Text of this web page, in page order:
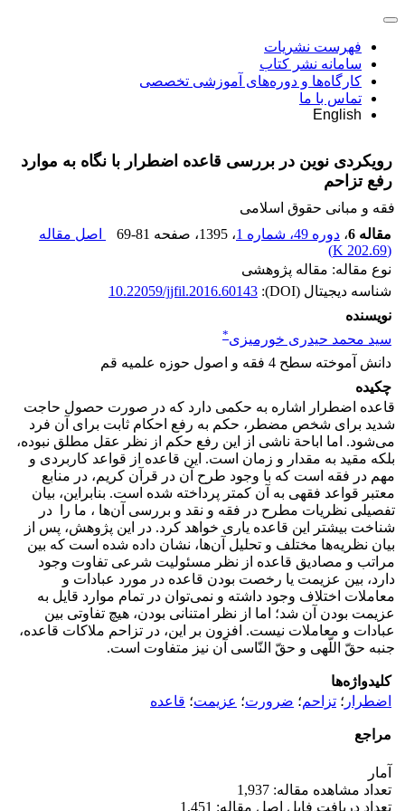
فهرست نشریات
سامانه نشر کتاب
کارگاه‌ها و دوره‌های آموزشی تخصصی
تماس با ما
English
رویکردی نوین در بررسی قاعده اضطرار با نگاه به موارد
رفع تزاحم
فقه و مبانی حقوق اسلامی
مقاله 6
، دوره 49، شماره 1 ، 1395 ، صفحه 69-81
اصل مقاله
(
202.69 K
)
نوع مقاله: مقاله پژوهشی
شناسه دیجیتال (DOI):
10.22059/jjfil.2016.60143
نویسنده
سید محمد حیدری خورمیزی*
دانش آموخته سطح 4 فقه و اصول حوزه علمیه قم
چکیده
قاعده اضطرار اشاره به حکمی دارد که در صورت حصول حاجت
شدید برای شخص مضطر، حکم به رفع احکام ثابت برای آن فرد
می‌شود. اما اباحة ناشی از این رفع حکم از نظر عقل مطلق نبوده،
بلکه مقید به مقدار و زمان است. این قاعده از قواعد کاربردی و
مهم در فقه است که با وجود طرح آن در قرآن کریم، در منابع
معتبر قواعد فقهی به آن کمتر پرداخته شده است. بنابراین، بیان
تفصیلی نظریات مطرح در فقه و نقد و بررسی آن‌ها ، ما را در
شناخت بیشتر این قاعده یاری خواهد کرد. در این پژوهش، پس از
بیان نظریه‌ها مختلف و تحلیل آن‌ها، نشان داده شده است که بین
مراتب و مصادیق قاعده از نظر مسئولیت شرعی تفاوت وجود
دارد، بین عزیمت یا رخصت بودن قاعده در مورد عبادات و
معاملات اختلاف وجود داشته و نمی‌توان در تمام موارد قایل به
عزیمت بودن آن شد؛ اما از نظر امتنانی بودن، هیچ تفاوتی بین
عبادات و معاملات نیست. افزون بر این، در تزاحم ملاکات قاعده،
جنبه حقّ اللّهی و حقّ النّاسی آن نیز متفاوت است.
کلیدواژه‌ها
اضطرار ؛ تزاحم؛ ضرورت؛ عزیمت؛ قاعده
مراجع
آمار
تعداد مشاهده مقاله: 1,937
تعداد دریافت فایل اصل مقاله: 1,451